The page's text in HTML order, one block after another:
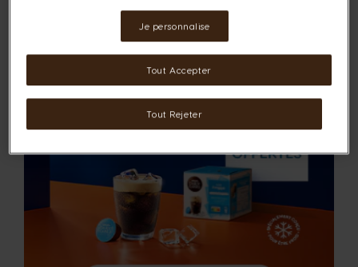
Je personnalise
Tout Rejeter
Tout Accepter